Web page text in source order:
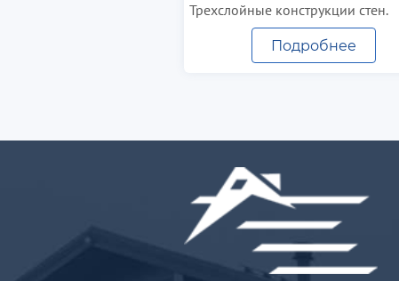
Трехслойные конструкции стен.
Подробнее